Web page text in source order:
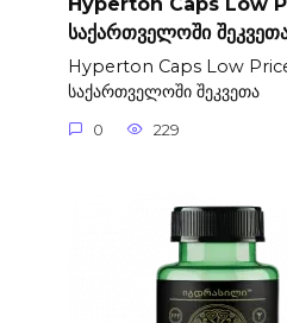
საქართველოში
Hyperton Caps Low
საქართველოში შეკვეთა
0 229